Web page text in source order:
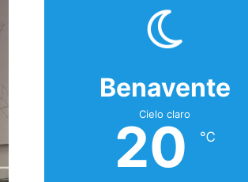
Benavente
Cielo claro
20 ℃